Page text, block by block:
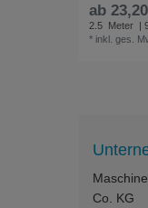
ab
2.5 Meter |
* inkl. ges.
Co. KG